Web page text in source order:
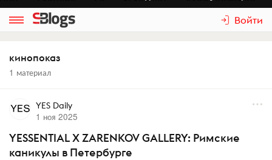
Войти
кинопоказ
1 материал
YES Daily
1 ноя 2025
YESSENTIAL X ZARENKOV GALLERY: Римские
каникулы в Петербурге